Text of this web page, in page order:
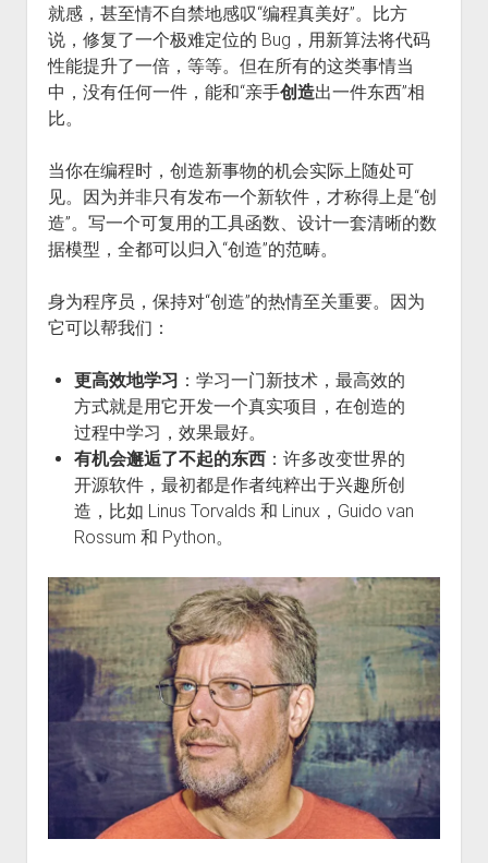
就感，甚至情不自禁地感叹“编程真美好”。比方
说，修复了一个极难定位的 Bug，用新算法将代码
性能提升了一倍，等等。但在所有的这类事情当
中，没有任何一件，能和“亲手创造出一件东西”相
比。
当你在编程时，创造新事物的机会实际上随处可
见。因为并非只有发布一个新软件，才称得上是“创
造”。写一个可复用的工具函数、设计一套清晰的数
据模型，全都可以归入“创造”的范畴。
身为程序员，保持对“创造”的热情至关重要。因为
它可以帮我们：
更高效地学习 ：学习一门新技术，最高效的
方式就是用它开发一个真实项目，在创造的
过程中学习，效果最好。
有机会邂逅了不起的东西：许多改变世界的
开源软件，最初都是作者纯粹出于兴趣所创
造，比如 Linus Torvalds 和 Linux，Guido van
Rossum 和 Python。